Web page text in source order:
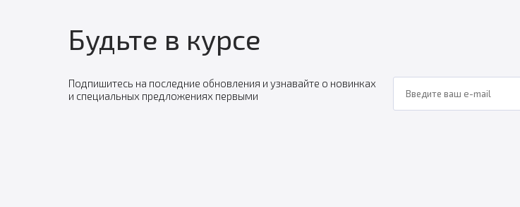
Будьте в курсе
Подпишитесь на последние обновления и узнавайте о новинках
и специальных предложениях первыми